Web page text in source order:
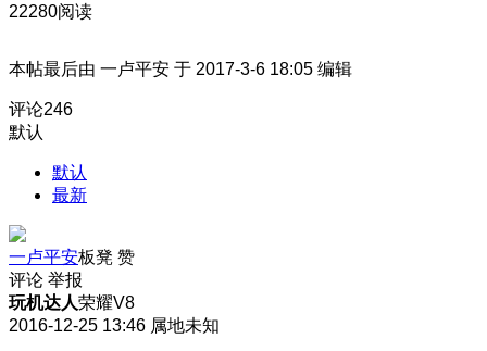
22280阅读
本帖最后由 一卢平安 于 2017-3-6 18:05 编辑
评论246
默认
默认
最新
一卢平安板凳 赞
评论 举报
玩机达人荣耀V8
2016-12-25 13:46 属地未知